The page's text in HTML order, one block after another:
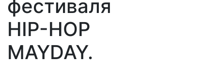
фестиваля
HIP-HOP
MAYDAY.